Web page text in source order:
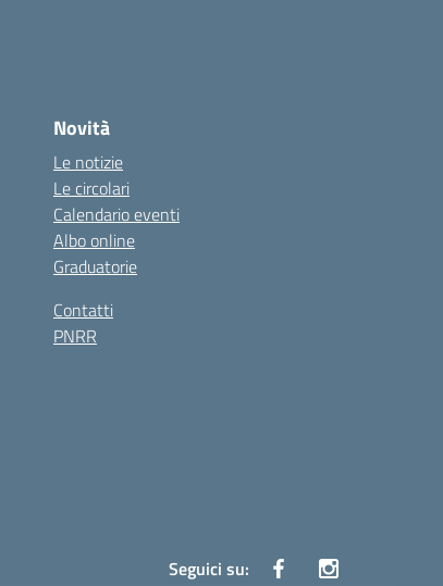
Novità
Le notizie
Le circolari
Calendario eventi
Albo online
Graduatorie
Contatti
PNRR
Seguici su: